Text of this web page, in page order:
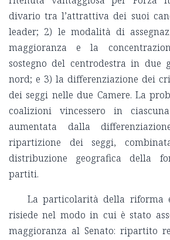
divario tra l’attrattiva dei suoi
leader; 2) le modalità di
maggioranza e la
sostegno del centrodestra in due
nord; e 3) la differenziazione dei
dei seggi nelle due Camere. La
coalizioni vincessero in
aumentata dalla
ripartizione dei seggi,
distribuzione geografica della
partiti.
La particolarità della riforma
risiede nel modo in cui è stato
maggioranza al Senato: ripartito